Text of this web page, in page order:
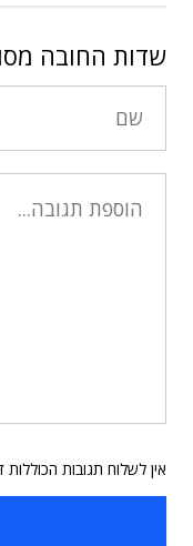
שדות החובה
אין לשלוח תגובות